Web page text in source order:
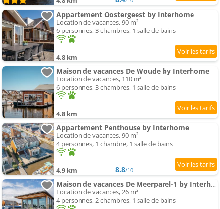
Appartement Oostergeest by Interhome
Location de vacances, 90 m²
6 personnes, 3 chambres, 1 salle de bains
4.8 km
Maison de vacances De Woude by Interhome
Location de vacances, 110 m²
6 personnes, 3 chambres, 1 salle de bains
4.8 km
Appartement Penthouse by Interhome
Location de vacances, 90 m²
4 personnes, 1 chambre, 1 salle de bains
4.9 km 8.8/10
Maison de vacances De Meerparel-1 by Interhome
Location de vacances, 26 m²
4 personnes, 2 chambres, 1 salle de bains